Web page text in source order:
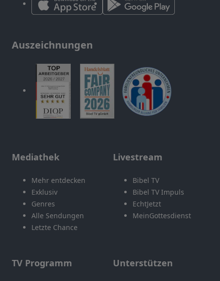
Auszeichnungen
Mediathek
Mehr entdecken
Exklusiv
Genres
Alle Sendungen
Letzte Chance
Livestream
Bibel TV
Bibel TV Impuls
EchtJetzt
MeinGottesdienst
TV Programm Unterstützen